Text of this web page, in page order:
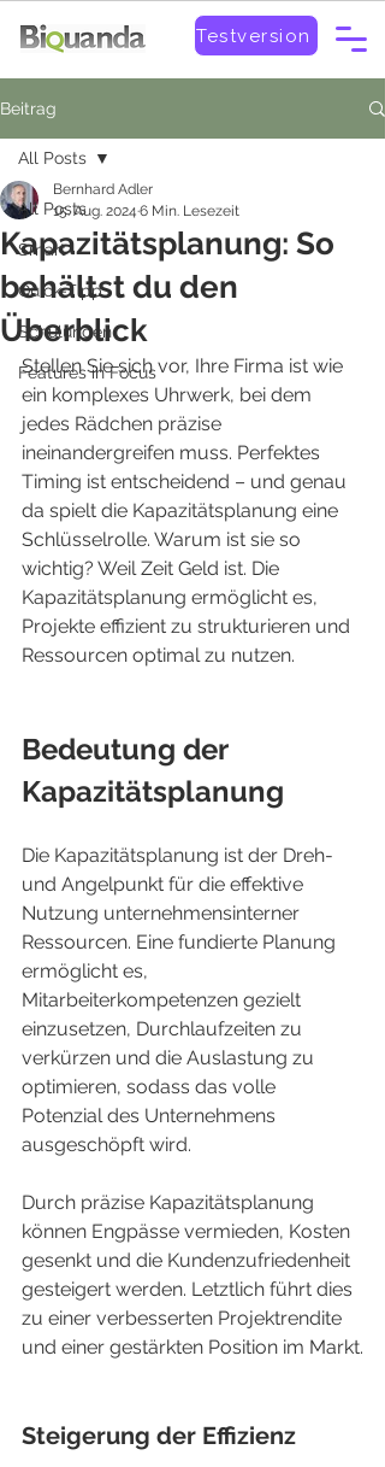
Testversion
Beitrag
All Posts
Smart
Quick-Tipp
Schulungen
Features in Focus
All Posts
Kapazitätsplanung: So
behältst du den
Überblick
Bernhard Adler
15. Aug. 2024 6 Min. Lesezeit
Stellen Sie sich vor, Ihre Firma ist wie
ein komplexes Uhrwerk, bei dem
jedes Rädchen präzise
ineinandergreifen muss. Perfektes
Timing ist entscheidend – und genau
da spielt die Kapazitätsplanung eine
Schlüsselrolle. Warum ist sie so
wichtig? Weil Zeit Geld ist. Die
Kapazitätsplanung ermöglicht es,
Projekte effizient zu strukturieren und
Ressourcen optimal zu nutzen.
Bedeutung der
Kapazitätsplanung
Die Kapazitätsplanung ist der Dreh-
und Angelpunkt für die effektive
Nutzung unternehmensinterner
Ressourcen. Eine fundierte Planung
ermöglicht es,
Mitarbeiterkompetenzen gezielt
einzusetzen, Durchlaufzeiten zu
verkürzen und die Auslastung zu
optimieren, sodass das volle
Potenzial des Unternehmens
ausgeschöpft wird.
Durch präzise Kapazitätsplanung
können Engpässe vermieden, Kosten
gesenkt und die Kundenzufriedenheit
gesteigert werden. Letztlich führt dies
zu einer verbesserten Projektrendite
und einer gestärkten Position im Markt.
Steigerung der Effizienz